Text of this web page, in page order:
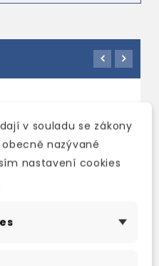
v souladu se zákony
nazývané
nastavení cookies